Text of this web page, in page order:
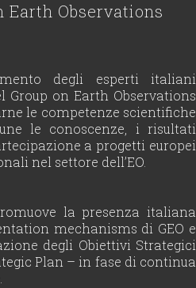
Earth Observations
degli esperti italiani
on Earth Observations
le competenze scientifiche
le conoscenze, i risultati
a progetti europei
nel settore dell’EO.
la presenza italiana
mechanisms di GEO e
degli Obiettivi Strategici
Plan – in fase di continua